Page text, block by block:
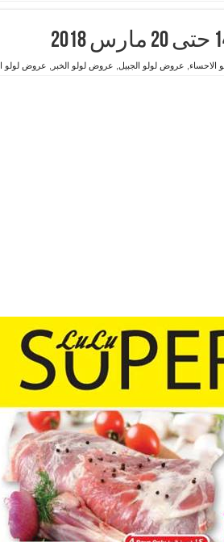
الاحساء عروض لولو الجبيل عروض لولو الخبر عروض لولو